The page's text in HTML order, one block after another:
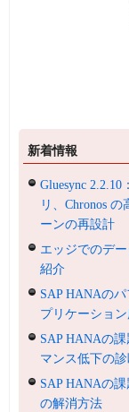
新着情報
Gluesync
リ、Chronos
ーンの再設計
エッジでのデ
紹介
SAP HANAの
プリケーショ
SAP HANAの
マンス低下の
SAP HANAの
の解消方法